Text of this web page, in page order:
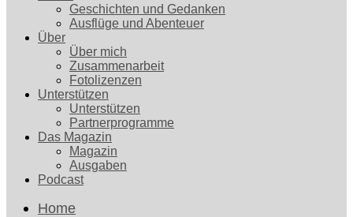
Geschichten und Gedanken
Ausflüge und Abenteuer
Über
Über mich
Zusammenarbeit
Fotolizenzen
Unterstützen
Unterstützen
Partnerprogramme
Das Magazin
Magazin
Ausgaben
Podcast
Home